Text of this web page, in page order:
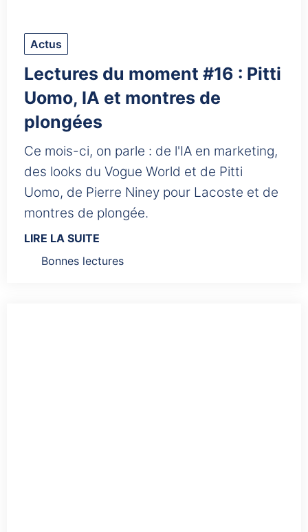
Actus
Lectures du moment #16 : Pitti
Uomo, IA et montres de
plongées
Ce mois-ci, on parle : de l'IA en marketing,
des looks du Vogue World et de Pitti
Uomo, de Pierre Niney pour Lacoste et de
montres de plongée.
LIRE LA SUITE
Bonnes lectures